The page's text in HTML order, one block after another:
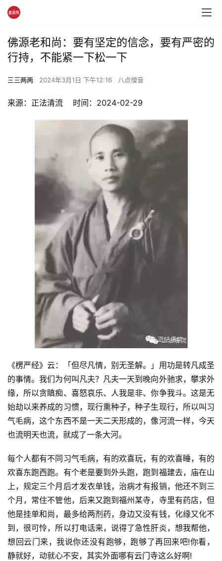
佛源老和尚：要有坚定的信念，要有严密的
行持，不能紧一下松一下
三三两两 2024年3月1日 下午12:16 八点僧音
来源：正法清流    时间：2024-02-29
《楞严经》云：「但尽凡情，别无圣解。」用功是转凡成圣
的事情。我们为何叫凡夫？凡夫一天到晚向外驰求，攀求外
缘，所以贪瞋痴、喜怒哀乐、人我是非、你争我斗。这是无
始劫以来养成的习惯，现行熏种子，种子生现行，所以叫习
气毛病，这个东西不是一天二天形成的，像河流一样，今天
也流明天也流，就成了一条大河。
每个人都有不同习气毛病，有的欢喜玩，有的欢喜睡，有的
欢喜东跑西跑。有个老是要到外头跑，跑到福建去，庙在山
上，规定三个月后才发衣单钱，治病才有报销，他还不到三
个月，常住不管他，后来又跑到福州某寺，寺里有药店，但
他是挂单和尚，最多给两剂药，身边又没有钱，化缘又化不
到，很可怜，所以打电话来，说得了急性肝炎，想我帮他，
想回云门来，我说你还没有跑够，跑够了再回来吧!你看，
静就好，动就心不安，其实外面哪有云门寺这么好啊!